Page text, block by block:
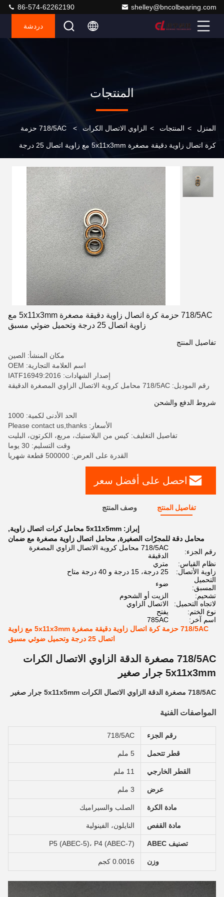
shelley@bncolbearing.com
86-574-62262190
دردشة
المنتجات
المنزل > المنتجات > الزاوي الاتصال الكرات > 718/5AC حزمة
كرة اتصال زاوية دقيقة مصغرة 5x11x3mm مع زاوية اتصال 25 درجة
718/5AC حزمة كرة اتصال زاوية دقيقة مصغرة 5x11x3mm مع
زاوية اتصال 25 درجة وتحميل ضوئي مسبق
تفاصيل المنتج
مكان المنشأ: الصين
اسم العلامة التجارية: OEM
إصدار الشهادات: IATF16949:2016
رقم الموديل: 718/5AC محامل كروية الاتصال الزاوي المصغرة الدقيقة
شروط الدفع والشحن
الحد الأدنى لكمية: 1000
الأسعار: Please contact us,thanks
تفاصيل التغليف: كيس من البلاستيك، مربع، الكرتون، البليت
وقت التسليم: 30 يوما
القدرة على العرض: 500000 قطعة شهريا
احصل على أفضل سعر
تفاصيل المنتج وصف المنتج
إبراز: 5x11x5mm محامل كرات اتصال زاوية
,
محامل دقة للمجرّات الصغيرة, محامل اتصال زاوية مصغرة مع ضمان
رقم الجزء:
718/5AC محامل كروية الاتصال الزاوي المصغرة
الدقيقة
نظام القياس:
متري
زاوية الأتصال:
25 درجة، 15 درجة و 40 درجة متاح
التحميل
المسبق:
ضوء
تشحيم:
الزيت أو الشحوم
لاتجاه التحميل:
الاتصال الزاوي
نوع الختم:
يفتح
اسم آخر:
785AC
718/5AC حزمة كرة اتصال زاوية دقيقة مصغرة 5x11x3mm مع زاوية
اتصال 25 درجة وتحميل ضوئي مسبق
718/5AC مصغرة الدقة الزاوي الاتصال الكرات
5x11x3mm جرار صغير
718/5AC مصغرة الدقة الزاوي الاتصال الكرات 5x11x5mm جرار صغير
المواصفات الفنية
رقم الجزء 718/5AC
قطر تتحمل 5 ملم
القطر الخارجي 11 ملم
عرض 3 ملم
مادة الكرة الصلب والسيراميك
مادة القفص النايلون، الفينولية
تصنيف ABEC P5 (ABEC-5)، P4 (ABEC-7)
وزن 0.0016 كجم